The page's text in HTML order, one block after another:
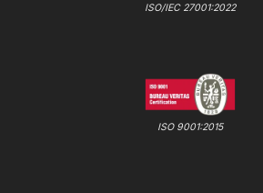
ISO/IEC 27001:2022
ISO 9001:2015